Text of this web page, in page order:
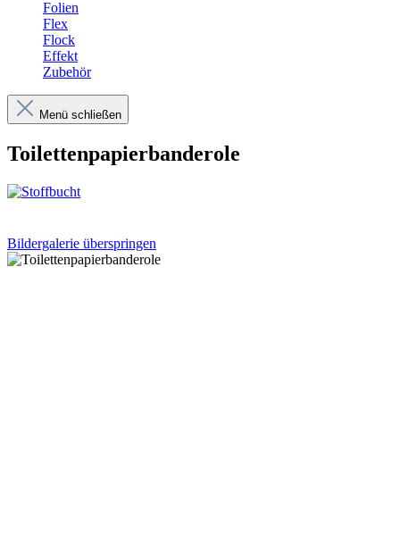
Folien
Flex
Flock
Effekt
Zubehör
Menü schließen
Toilettenpapierbanderole
Bildergalerie überspringen